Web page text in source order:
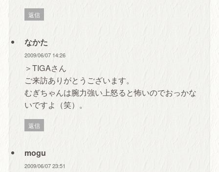
返信
なかた
2009/06/07 14:26
＞TIGAさん
ご来訪ありがとうございます。
むぎちゃんは腕力強い上怒ると怖いのでおっかな
いですよ（笑）。
返信
mogu
2009/06/07 23:51